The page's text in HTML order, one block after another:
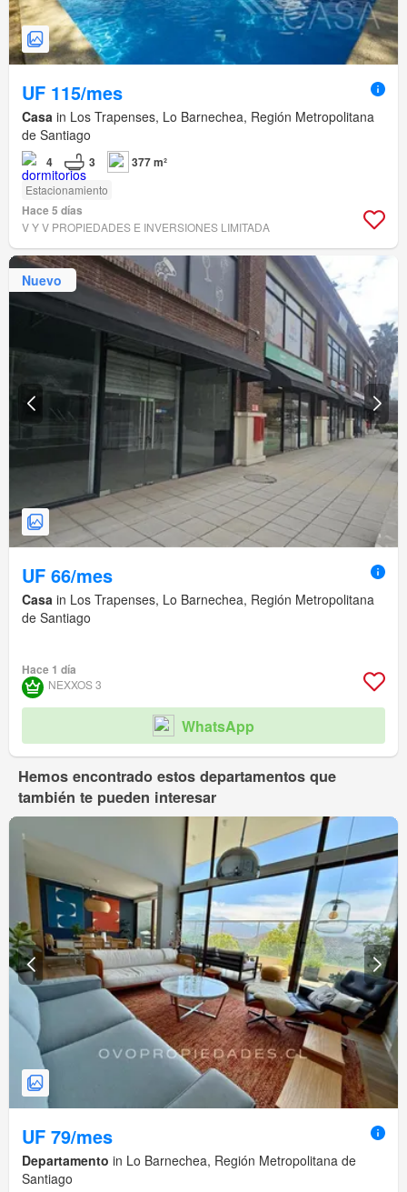
UF 115/mes
Casa in Los Trapenses, Lo Barnechea, Región Metropolitana
de Santiago
4 3 377 m²
Estacionamiento
Hace 5 días
V Y V PROPIEDADES E INVERSIONES LIMITADA
Nuevo
UF 66/mes
Casa in Los Trapenses, Lo Barnechea, Región Metropolitana
de Santiago
Hace 1 día
NEXXOS 3
WhatsApp
Hemos encontrado estos departamentos que
también te pueden interesar
UF 79/mes
Departamento in Lo Barnechea, Región Metropolitana de
Santiago